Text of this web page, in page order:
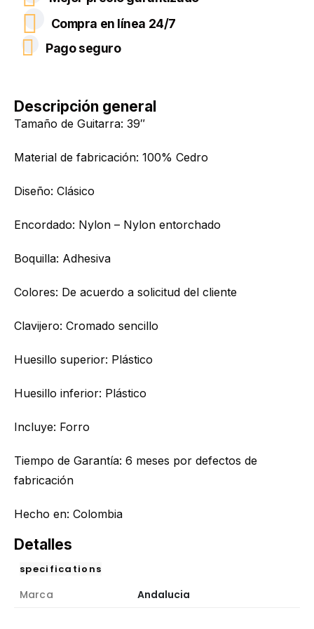
Compra en línea 24/7
Pago seguro
Descripción general
Tamaño de Guitarra: 39″
Material de fabricación: 100% Cedro
Diseño: Clásico
Encordado: Nylon – Nylon entorchado
Boquilla: Adhesiva
Colores: De acuerdo a solicitud del cliente
Clavijero: Cromado sencillo
Huesillo superior: Plástico
Huesillo inferior: Plástico
Incluye: Forro
Tiempo de Garantía: 6 meses por defectos de
fabricación
Hecho en: Colombia
Detalles
specifications
Marca Andalucia